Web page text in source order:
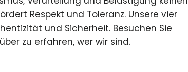
Respekt und Toleranz. Unsere vier
und Sicherheit. Besuchen Sie
zu erfahren, wer wir sind.